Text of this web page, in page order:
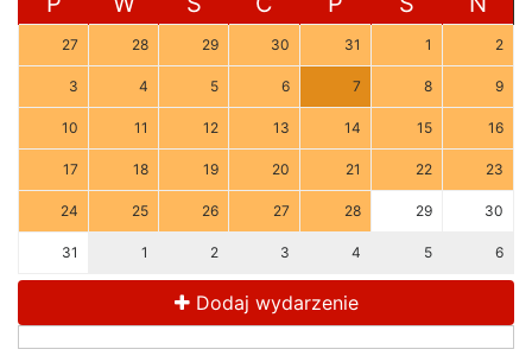
27 28 29 30 31 1 2
3 4 5 6 7 8 9
10 11 12 13 14 15 16
17 18 19 20 21 22 23
24 25 26 27 28 29 30
31 1 2 3 4 5 6
Dodaj wydarzenie